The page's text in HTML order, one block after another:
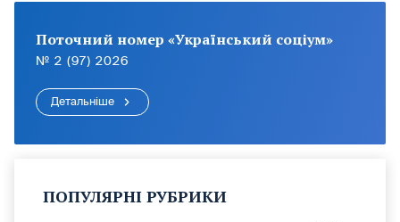
Поточний номер «Український соціум»
№ 2 (97) 2026
Детальніше
ПОПУЛЯРНІ РУБРИКИ